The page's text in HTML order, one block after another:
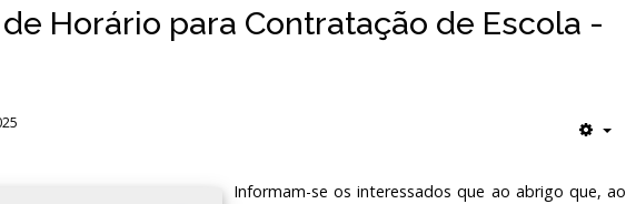
de Horário para Contratação de Escola -
Informam-se os interessados que ao abrigo que, ao